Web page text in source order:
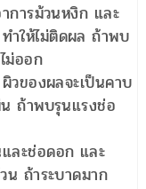
การม้วนหงิก และ
ำให้ไม่ติดผล ถ้าพบ
ม่ออก
วของผลจะเป็นคาบ
ถ้าพบรุนแรงช่อ
ละช่อดอก และ
น ถ้าระบาดมาก